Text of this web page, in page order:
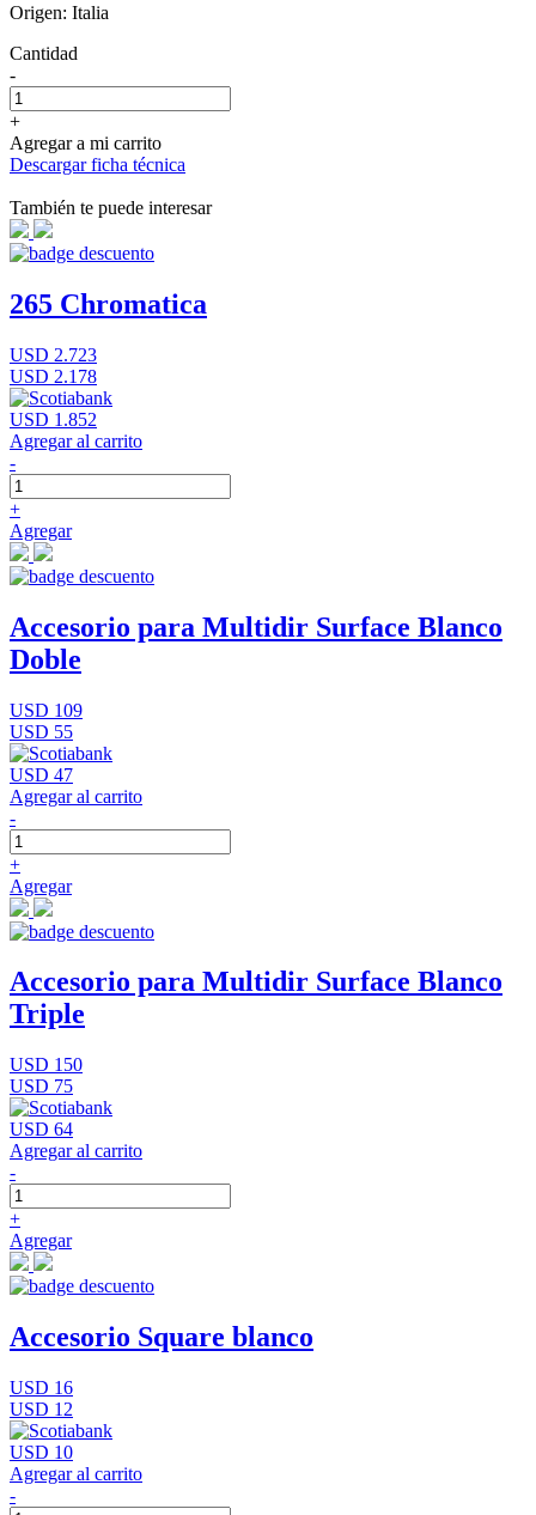
Origen: Italia
Cantidad
-
+
Agregar a mi carrito
Descargar ficha técnica
También te puede interesar
265 Chromatica
USD 2.723
USD 2.178
USD 1.852
Agregar al carrito
-
+
Agregar
Accesorio para Multidir Surface Blanco
Doble
USD 109
USD 55
USD 47
Agregar al carrito
-
+
Agregar
Accesorio para Multidir Surface Blanco
Triple
USD 150
USD 75
USD 64
Agregar al carrito
-
+
Agregar
Accesorio Square blanco
USD 16
USD 12
USD 10
Agregar al carrito
-